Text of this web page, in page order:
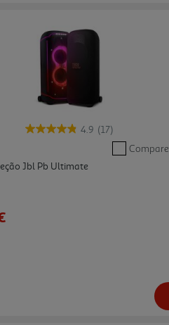
4.9 (17)
Compare
Jbl Pb Ultimate